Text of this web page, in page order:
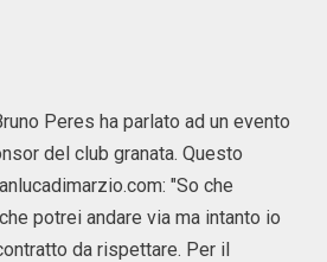
Peres ha parlato ad un evento
del club granata. Questo
"So che
potrei andare via ma intanto io
da rispettare. Per il